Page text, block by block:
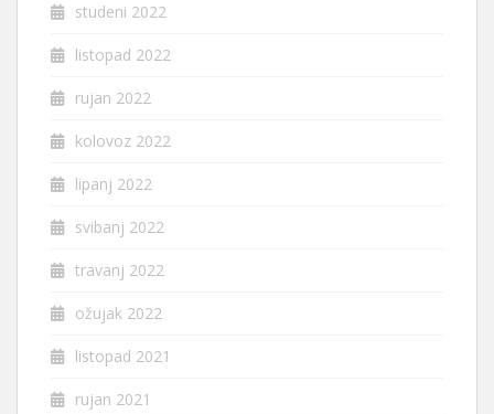
studeni 2022
listopad 2022
rujan 2022
kolovoz 2022
lipanj 2022
svibanj 2022
travanj 2022
ožujak 2022
listopad 2021
rujan 2021